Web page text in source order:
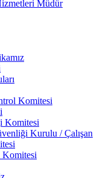
Müdür
Komitesi
Komitesi
Kurulu / Çalışan
Komitesi